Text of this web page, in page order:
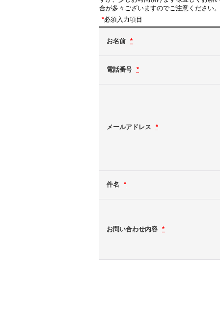
合が多々ございますのでご注意ください。
*必須入力項目
お名前 *
電話番号 *
メールアドレス *
件名 *
お問い合わせ内容 *